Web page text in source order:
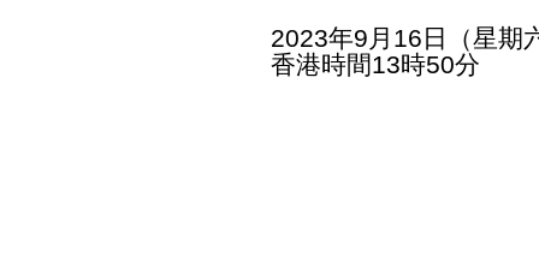
2023年9月16日（星期
香港時間13時50分